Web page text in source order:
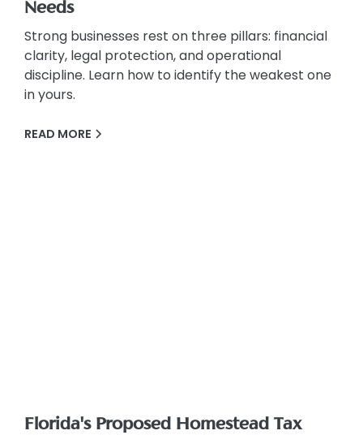
Needs
Strong businesses rest on three pillars: financial
clarity, legal protection, and operational
discipline. Learn how to identify the weakest one
in yours.
READ MORE
Florida's Proposed Homestead Tax